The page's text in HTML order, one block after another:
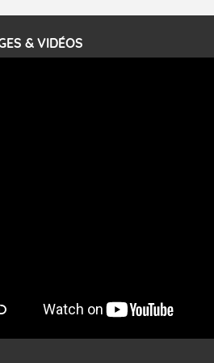
de 50 km/h et atteindre 80 à 100 km/h
parfois davantage. Il parcourt la basse vallée
et la Provence et envahit le littoral
à partir de la Camargue.
& VIDÉOS